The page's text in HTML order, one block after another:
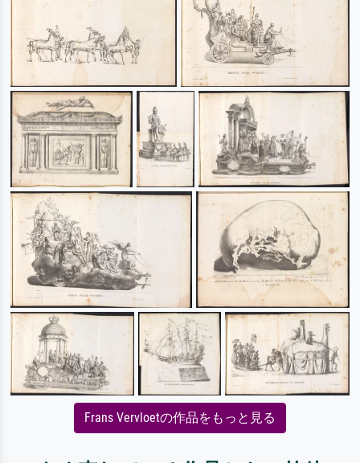
Frans Vervloetの作品をもっと見る